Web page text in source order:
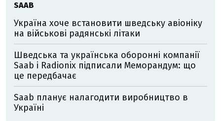
SAAB
Україна хоче встановити шведську авіоніку
на військові радянські літаки
Шведська та українська оборонні компанії
Saab і Radionix підписали Меморандум: що
це передбачає
Saab планує налагодити виробництво в
Україні